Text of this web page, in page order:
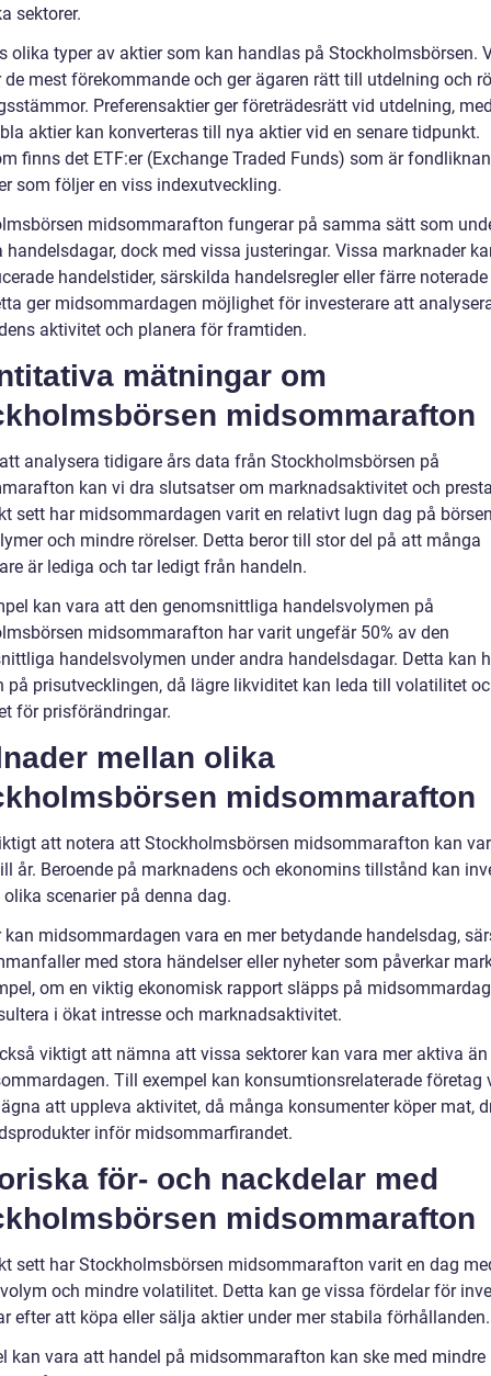
sektorer.
olika typer av aktier som kan handlas på Stockholmsbörsen.
de mest förekommande och ger ägaren rätt till utdelning och
Preferensaktier ger företrädesrätt vid utdelning,
aktier kan konverteras till nya aktier vid en senare tidpunkt.
finns det ETF:er (Exchange Traded Funds) som är
som följer en viss indexutveckling.
midsommarafton fungerar på samma sätt som
handelsdagar, dock med vissa justeringar. Vissa marknader
handelstider, särskilda handelsregler eller färre
ger midsommardagen möjlighet för investerare att
aktivitet och planera för framtiden.
mätningar om
midsommarafton
analysera tidigare års data från Stockholmsbörsen på
kan vi dra slutsatser om marknadsaktivitet och
sett har midsommardagen varit en relativt lugn dag på
och mindre rörelser. Detta beror till stor del på att många
är lediga och tar ledigt från handeln.
kan vara att den genomsnittliga handelsvolymen på
midsommarafton har varit ungefär 50% av den
handelsvolymen under andra handelsdagar. Detta kan
på prisutvecklingen, då lägre likviditet kan leda till volatilitet
för prisförändringar.
mellan olika
midsommarafton
att notera att Stockholmsbörsen midsommarafton kan
år. Beroende på marknadens och ekonomins tillstånd kan
scenarier på denna dag.
kan midsommardagen vara en mer betydande handelsdag,
med stora händelser eller nyheter som påverkar
om en viktig ekonomisk rapport släpps på
i ökat intresse och marknadsaktivitet.
viktigt att nämna att vissa sektorer kan vara mer aktiva
Till exempel kan konsumtionsrelaterade företag
att uppleva aktivitet, då många konsumenter köper mat,
inför midsommarfirandet.
för- och nackdelar med
midsommarafton
sett har Stockholmsbörsen midsommarafton varit en dag
och mindre volatilitet. Detta kan ge vissa fördelar för
efter att köpa eller sälja aktier under mer stabila förhållanden.
kan vara att handel på midsommarafton kan ske med mindre